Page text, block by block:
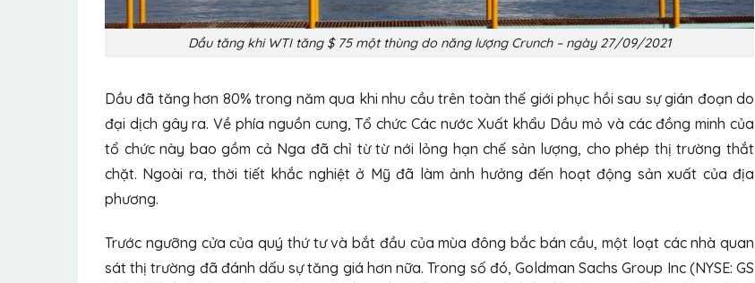
Dầu tăng khi WTI tăng $ 75 một thùng do năng lượng Crunch – ngày 27/09/2021
Dầu đã tăng hơn 80% trong năm qua khi nhu cầu trên toàn thế giới phục hồi sau sự gián đoạn do
đại dịch gây ra.Về phía nguồn cung, Tổ chức Các nước Xuất khẩu Dầu mỏ và các đồng minh của
tổ chức này bao gồm cả Nga đã chỉ từ từ nới lỏng hạn chế sản lượng, cho phép thị trường thắt
chặt. Ngoài ra, thời tiết khắc nghiệt ở Mỹ đã làm ảnh hưởng đến hoạt động sản xuất của địa
phương.
Trước ngưỡng cửa của quý thứ tư và bắt đầu của mùa đông bắc bán cầu, một loạt các nhà quan
sát thị trường đã đánh dấu sự tăng giá hơn nữa. Trong số đó, Goldman Sachs Group Inc (NYSE: GS